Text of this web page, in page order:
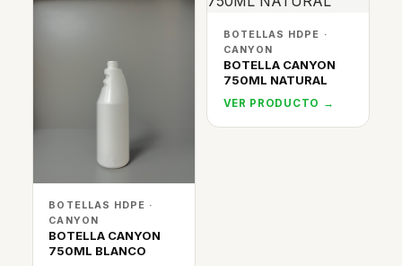
BOTELLAS HDPE ·
CANYON
BOTELLA CANYON
750ML BLANCO
BOTELLAS HDPE ·
CANYON
BOTELLA CANYON
750ML NATURAL
VER PRODUCTO →